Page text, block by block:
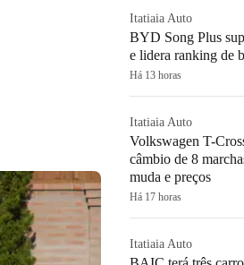
Itatiaia Auto
BYD Song Plus
e lidera ranking de
Há 13 horas
Itatiaia Auto
Volkswagen T-
câmbio de 8
muda e preços
Há 17 horas
Itatiaia Auto